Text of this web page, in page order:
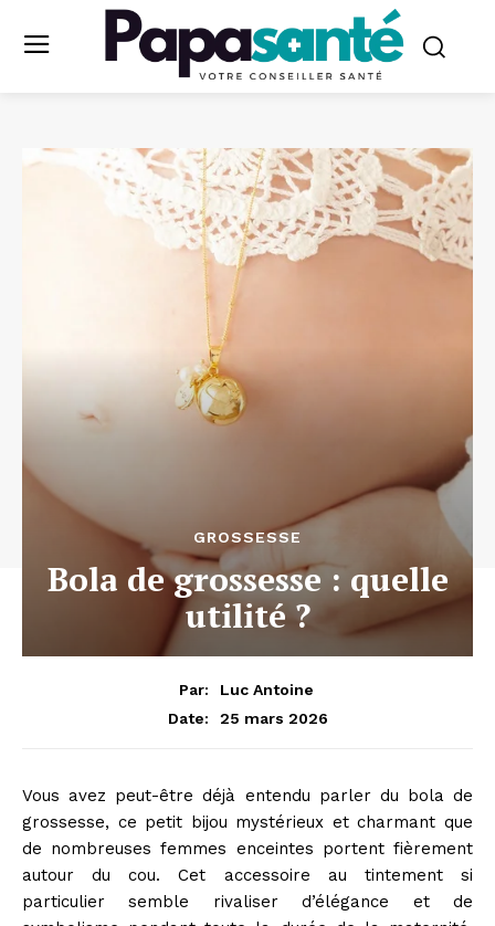
GROSSESSE
Bola de grossesse : quelle
utilité ?
Par:
Luc Antoine
Date:
25 mars 2026
Vous avez peut-être déjà entendu parler du bola de
grossesse, ce petit bijou mystérieux et charmant que
de nombreuses femmes enceintes portent fièrement
autour du cou. Cet accessoire au tintement si
particulier semble rivaliser d’élégance et de